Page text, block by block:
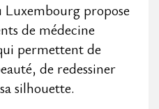
Luxembourg propose
de médecine
permettent de
de redessiner
silhouette.